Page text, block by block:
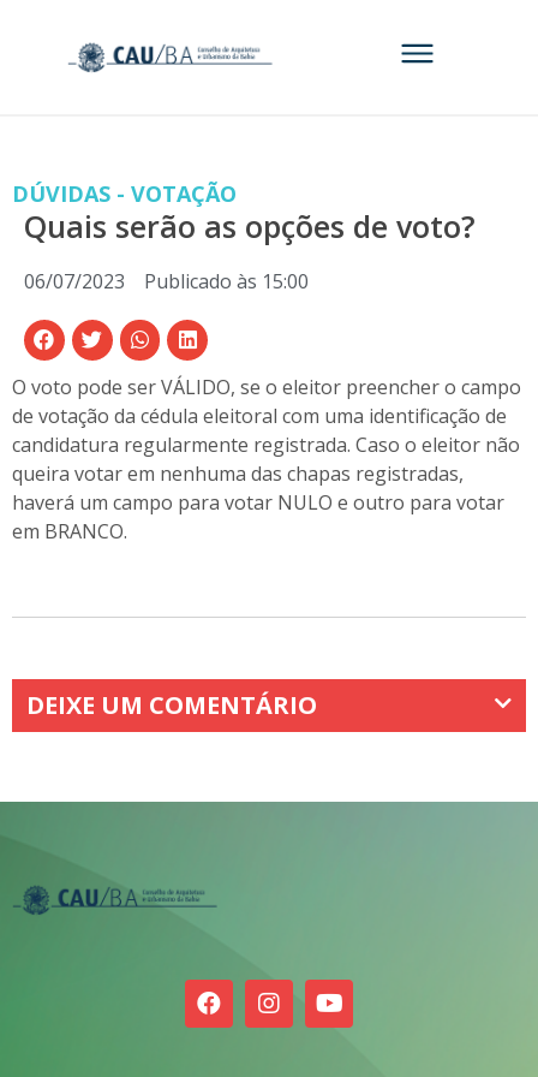
DÚVIDAS - VOTAÇÃO
Quais serão as opções de voto?
06/07/2023 Publicado às 15:00
O voto pode ser VÁLIDO, se o eleitor preencher o campo
de votação da cédula eleitoral com uma identificação de
candidatura regularmente registrada. Caso o eleitor não
queira votar em nenhuma das chapas registradas,
haverá um campo para votar NULO e outro para votar
em BRANCO.
DEIXE UM COMENTÁRIO